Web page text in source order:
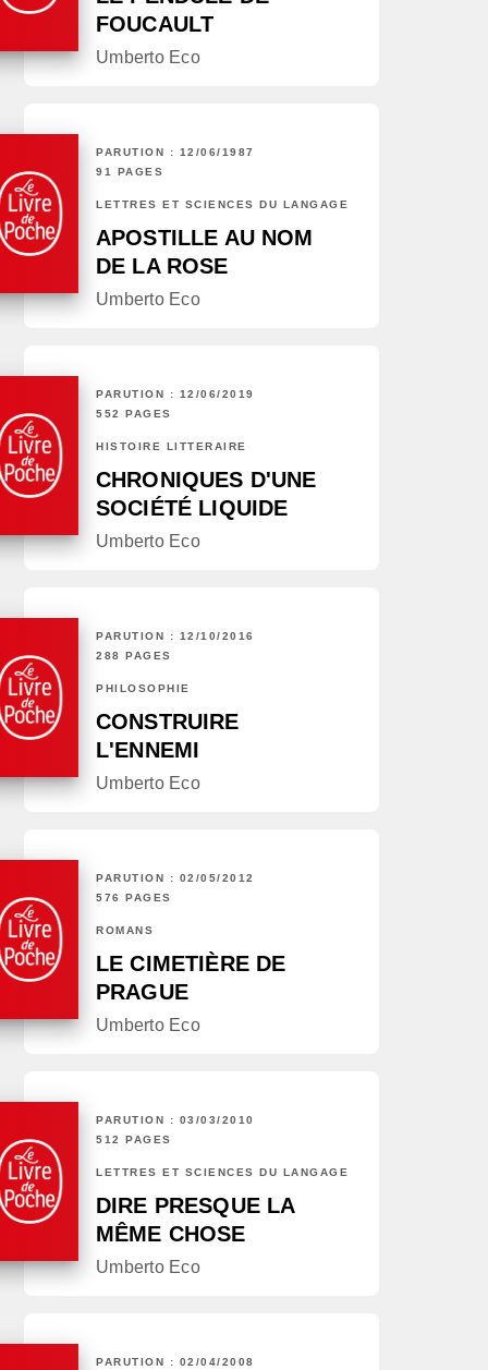
FOUCAULT
Umberto Eco
PARUTION : 12/06/1987
91 PAGES
LETTRES ET SCIENCES DU LANGAGE
APOSTILLE AU NOM
DE LA ROSE
Umberto Eco
PARUTION : 12/06/2019
552 PAGES
HISTOIRE LITTÉRAIRE
CHRONIQUES D'UNE
SOCIÉTÉ LIQUIDE
Umberto Eco
PARUTION : 12/10/2016
288 PAGES
PHILOSOPHIE
CONSTRUIRE
L'ENNEMI
Umberto Eco
PARUTION : 02/05/2012
576 PAGES
ROMANS
LE CIMETIÈRE DE
PRAGUE
Umberto Eco
PARUTION : 03/03/2010
512 PAGES
LETTRES ET SCIENCES DU LANGAGE
DIRE PRESQUE LA
MÊME CHOSE
Umberto Eco
PARUTION : 02/04/2008